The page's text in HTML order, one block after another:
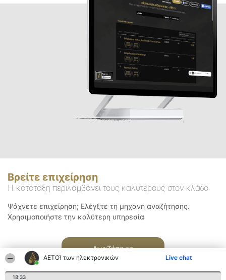
ΑΕΤΟΊ των ηλεκτρονικών Live chat
18:33
Βρείτε επιχείρηση
Η κατάταξη περιλαμβάνει τους καλύτερους στον κλάδο
Ψάχνετε επιχείρηση; Ελέγξτε τη μηχανή αναζήτησης.
Χρησιμοποιήστε την καλύτερη υπηρεσία
Αναζήτηση